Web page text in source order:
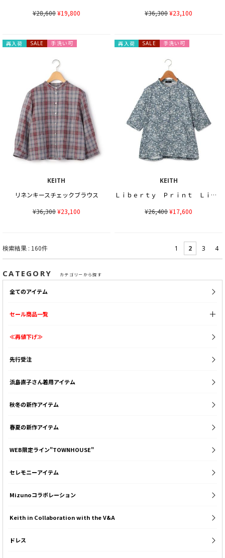
¥28,600¥19,800
¥36,300¥23,100
再入荷 SALE 手洗い可
KEITH
リネンキースチェックブラウス
¥36,300¥23,100
再入荷 SALE 手洗い可
KEITH
Ｌｉｂｅｒｔｙ Ｐｒｉｎｔ Ｌｉｚｚｙカットソー
¥26,400¥17,600
検索結果 : 160件 1 2 3 4
CATEGORY カテゴリーから探す
全てのアイテム
セール商品一覧
≪再値下げ≫
先行受注
浜島直子さん着用アイテム
秋冬の新作アイテム
春夏の新作アイテム
WEB限定ライン"TOWNHOUSE"
セレモニーアイテム
Mizunoコラボレーション
Keith in Collaboration with the V&A
ドレス